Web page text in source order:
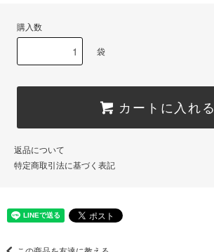
購入数
袋
カートに入れる
返品について
特定商取引法に基づく表記